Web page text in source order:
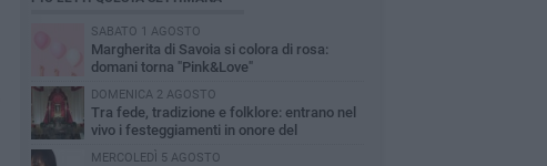
SABATO 1 AGOSTO
Margherita di Savoia si colora di rosa:
domani torna "Pink&Love"
DOMENICA 2 AGOSTO
Tra fede, tradizione e folklore: entrano nel
vivo i festeggiamenti in onore del
Santissimo Salvatore
MERCOLEDÌ 5 AGOSTO